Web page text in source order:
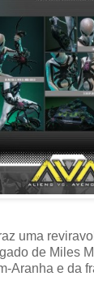
uma
de Miles
Aranha e da